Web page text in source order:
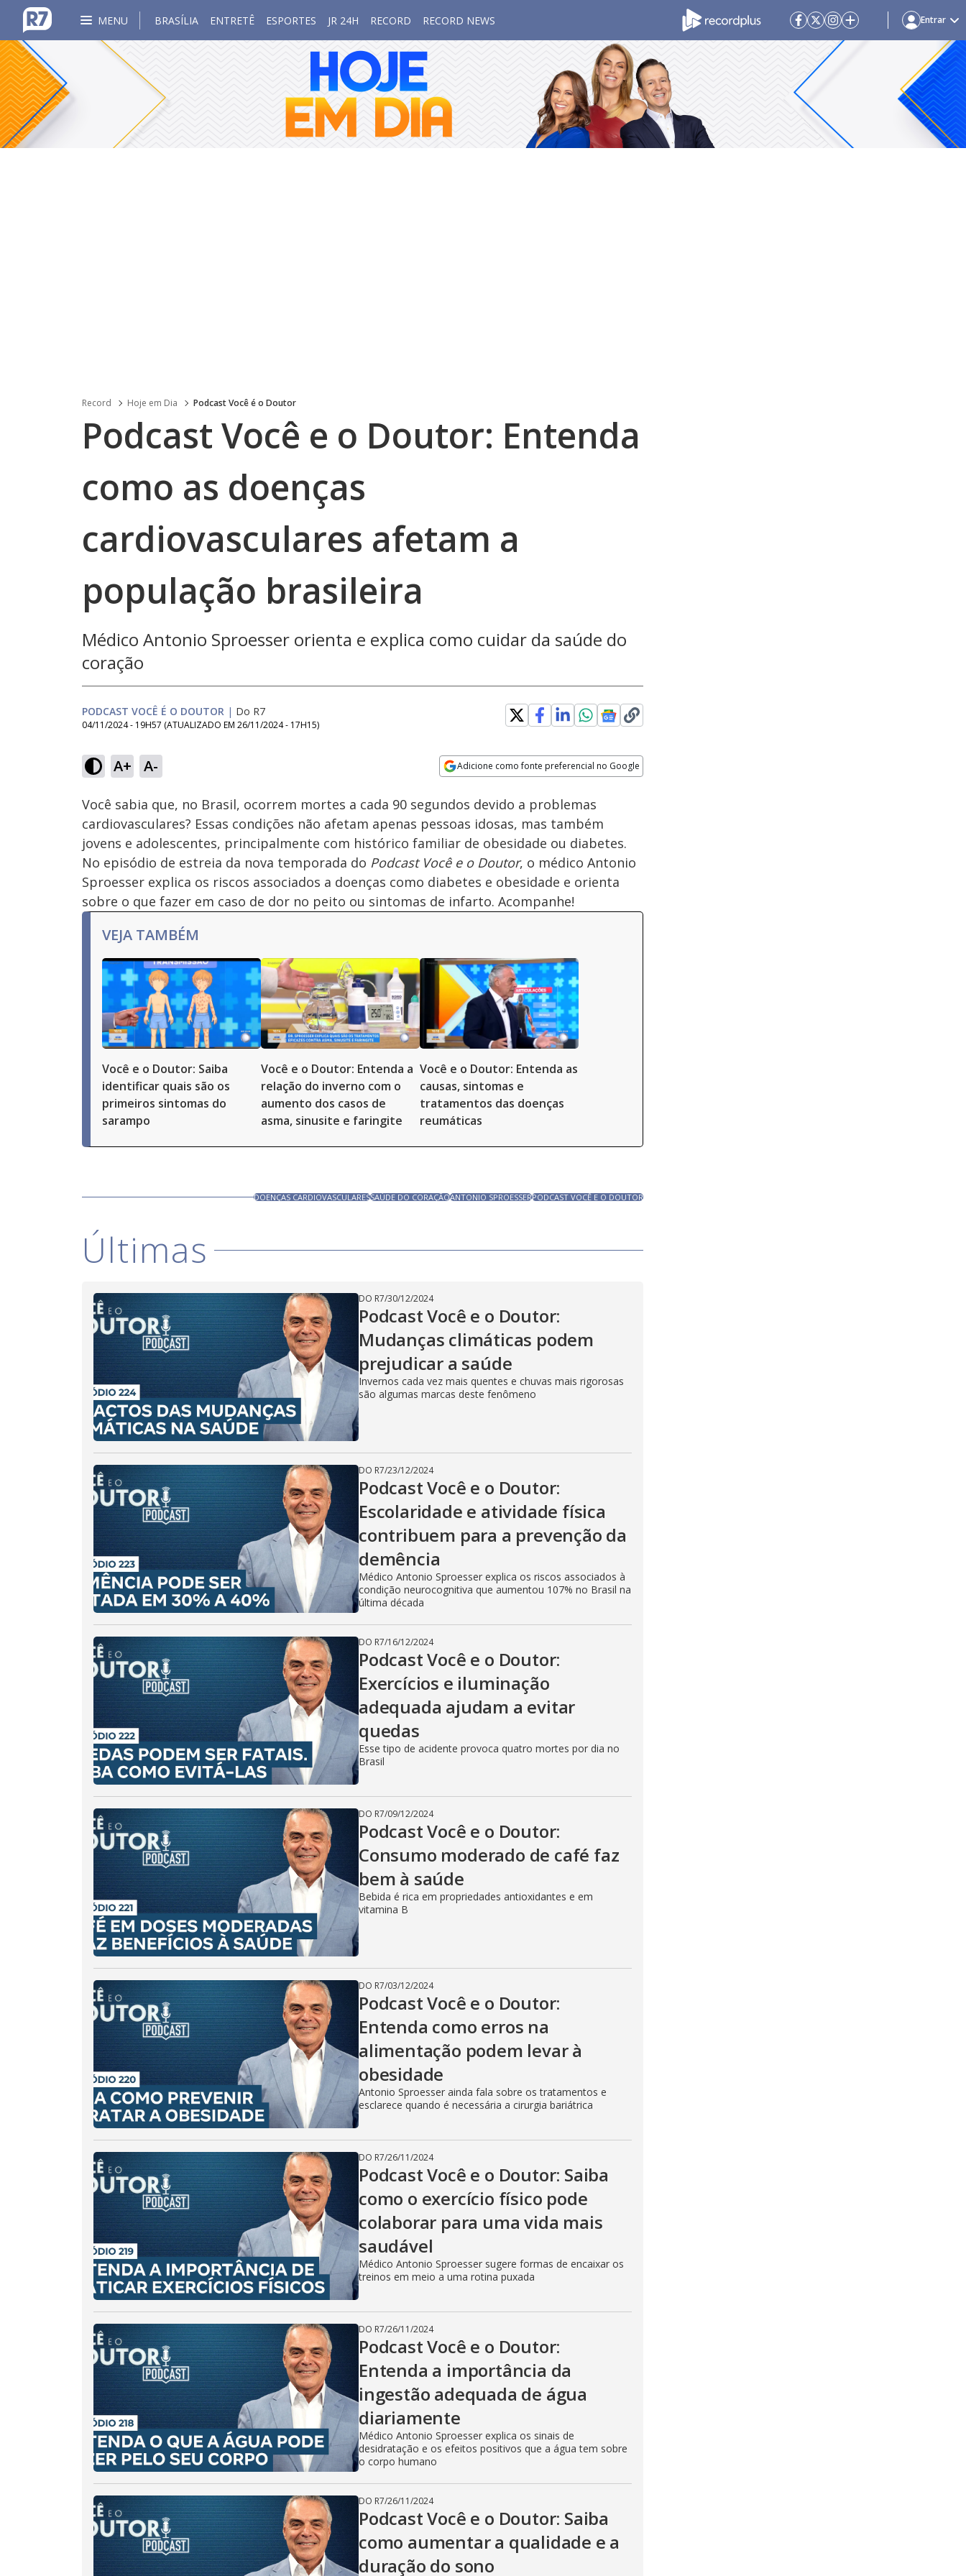
MENU BRASÍLIA ENTRETÊ ESPORTES JR 24H RECORD RECORD NEWS Entrar
Record Hoje em Dia Podcast Você é o Doutor
Podcast Você e o Doutor: Entenda
como as doenças
cardiovasculares afetam a
população brasileira
Médico Antonio Sproesser orienta e explica como cuidar da saúde do
coração
PODCAST VOCÊ É O DOUTOR | Do R7
04/11/2024 - 19H57 (ATUALIZADO EM 26/11/2024 - 17H15)
A+ A- Adicione como fonte preferencial no Google
Ativar
Som
8.56%
Velocidade
Você sabia que, no Brasil, ocorrem mortes a cada 90 segundos devido a problemas
cardiovasculares? Essas condições não afetam apenas pessoas idosas, mas também
jovens e adolescentes, principalmente com histórico familiar de obesidade ou diabetes.
No episódio de estreia da nova temporada do Podcast Você e o Doutor, o médico Antonio
Sproesser explica os riscos associados a doenças como diabetes e obesidade e orienta
sobre o que fazer em caso de dor no peito ou sintomas de infarto. Acompanhe!
VEJA TAMBÉM
Você e o Doutor: Saiba
identificar quais são os
primeiros sintomas do
sarampo
Você e o Doutor: Entenda a
relação do inverno com o
aumento dos casos de
asma, sinusite e faringite
Você e o Doutor: Entenda as
causas, sintomas e
tratamentos das doenças
reumáticas
DOENÇAS CARDIOVASCULARESSAÚDE DO CORAÇÃOANTONIO SPROESSERPODCAST VOCÊ E O DOUTOR
Últimas
DO R7/30/12/2024
Podcast Você e o Doutor:
Mudanças climáticas podem
prejudicar a saúde
Invernos cada vez mais quentes e chuvas mais rigorosas
são algumas marcas deste fenômeno
DO R7/23/12/2024
Podcast Você e o Doutor:
Escolaridade e atividade física
contribuem para a prevenção da
demência
Médico Antonio Sproesser explica os riscos associados à
condição neurocognitiva que aumentou 107% no Brasil na
última década
DO R7/16/12/2024
Podcast Você e o Doutor:
Exercícios e iluminação
adequada ajudam a evitar
quedas
Esse tipo de acidente provoca quatro mortes por dia no
Brasil
DO R7/09/12/2024
Podcast Você e o Doutor:
Consumo moderado de café faz
bem à saúde
Bebida é rica em propriedades antioxidantes e em
vitamina B
DO R7/03/12/2024
Podcast Você e o Doutor:
Entenda como erros na
alimentação podem levar à
obesidade
Antonio Sproesser ainda fala sobre os tratamentos e
esclarece quando é necessária a cirurgia bariátrica
DO R7/26/11/2024
Podcast Você e o Doutor: Saiba
como o exercício físico pode
colaborar para uma vida mais
saudável
Médico Antonio Sproesser sugere formas de encaixar os
treinos em meio a uma rotina puxada
DO R7/26/11/2024
Podcast Você e o Doutor:
Entenda a importância da
ingestão adequada de água
diariamente
Médico Antonio Sproesser explica os sinais de
desidratação e os efeitos positivos que a água tem sobre
o corpo humano
DO R7/26/11/2024
Podcast Você e o Doutor: Saiba
como aumentar a qualidade e a
duração do sono